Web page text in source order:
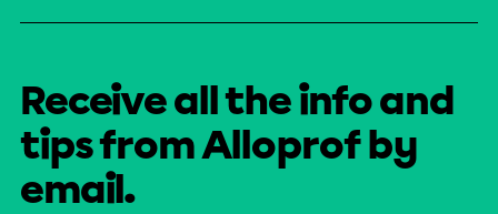
Receive all the info and
tips from Alloprof by
email.